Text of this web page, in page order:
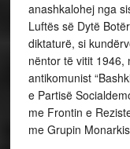
anashkalohej nga
Luftës së Dytë
diktaturë, si
nëntor të vitit 1946,
antikomunist
e Partisë
me Frontin e
me Grupin